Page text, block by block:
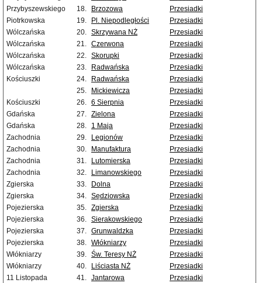
Przybyszewskiego
18. Brzozowa
Przesiadki
Piotrkowska
19. Pl. Niepodległości
Przesiadki
Wólczańska
20. Skrzywana NŻ
Przesiadki
Wólczańska
21. Czerwona
Przesiadki
Wólczańska
22. Skorupki
Przesiadki
Wólczańska
23. Radwańska
Przesiadki
Kościuszki
24. Radwańska
Przesiadki
25.
Mickiewicza
Przesiadki
Kościuszki
26. 6 Sierpnia
Przesiadki
Gdańska
27. Zielona
Przesiadki
Gdańska
28. 1 Maja
Przesiadki
Zachodnia
29. Legionów
Przesiadki
Zachodnia
30. Manufaktura
Przesiadki
Zachodnia
31. Lutomierska
Przesiadki
Zachodnia
32. Limanowskiego
Przesiadki
Zgierska
33. Dolna
Przesiadki
Zgierska
34. Sędziowska
Przesiadki
Pojezierska
35. Zgierska
Przesiadki
Pojezierska
36. Sierakowskiego
Przesiadki
Pojezierska
37. Grunwaldzka
Przesiadki
Pojezierska
38. Włókniarzy
Przesiadki
Włókniarzy
39. Św. Teresy NŻ
Przesiadki
Włókniarzy
40. Liściasta NŻ
Przesiadki
11 Listopada
41. Jantarowa
Przesiadki